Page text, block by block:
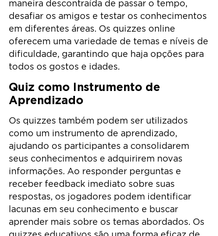
maneira descontraída de passar o tempo,
desafiar os amigos e testar os conhecimentos
em diferentes áreas. Os quizzes online
oferecem uma variedade de temas e níveis de
dificuldade, garantindo que haja opções para
todos os gostos e idades.
Quiz como Instrumento de
Aprendizado
Os quizzes também podem ser utilizados
como um instrumento de aprendizado,
ajudando os participantes a consolidarem
seus conhecimentos e adquirirem novas
informações. Ao responder perguntas e
receber feedback imediato sobre suas
respostas, os jogadores podem identificar
lacunas em seu conhecimento e buscar
aprender mais sobre os temas abordados. Os
quizzes educativos são uma forma eficaz de